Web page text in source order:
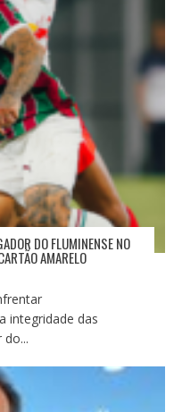
DO FLUMINENSE NO
AMARELO
integridade das